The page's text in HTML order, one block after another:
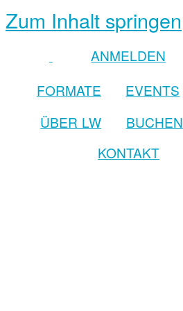
Zum Inhalt springen
ANMELDEN
FORMATE
EVENTS
ÜBER LW BUCHEN
KONTAKT